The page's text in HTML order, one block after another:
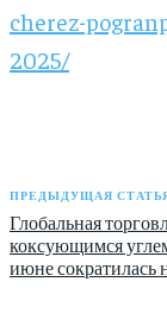
cherez-
2025/
ПРЕДЫДУЩАЯ
Глобальная
коксующимся
июне сократилась